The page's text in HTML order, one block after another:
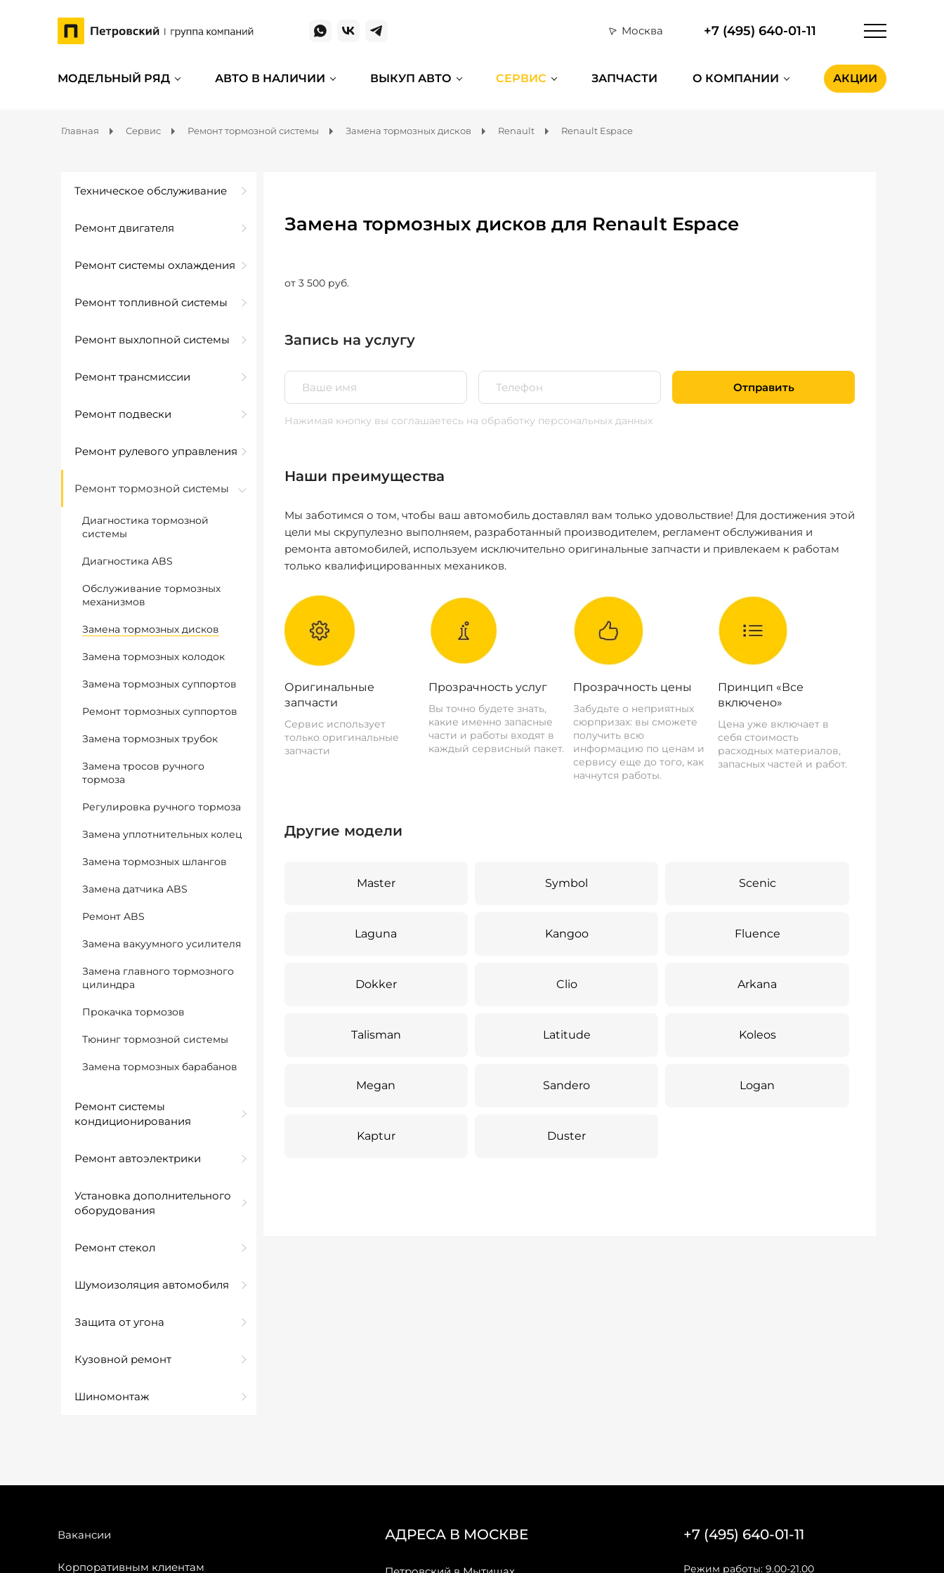
Москва +7 (495) 640-01-11
МОДЕЛЬНЫЙ РЯД АВТО В НАЛИЧИИ ВЫКУП АВТО СЕРВИС ЗАПЧАСТИ О КОМПАНИИ АКЦИИ
Главная Сервис Ремонт тормозной системы Замена тормозных дисков Renault Renault Espace
Техническое обслуживание
Ремонт двигателя
Ремонт системы охлаждения
Ремонт топливной системы
Ремонт выхлопной системы
Ремонт трансмиссии
Ремонт подвески
Ремонт рулевого управления
Ремонт тормозной системы
Диагностика тормозной
системы
Диагностика ABS
Обслуживание тормозных
механизмов
Замена тормозных дисков
Замена тормозных колодок
Замена тормозных суппортов
Ремонт тормозных суппортов
Замена тормозных трубок
Замена тросов ручного
тормоза
Регулировка ручного тормоза
Замена уплотнительных колец
Замена тормозных шлангов
Замена датчика ABS
Ремонт ABS
Замена вакуумного усилителя
Замена главного тормозного
цилиндра
Прокачка тормозов
Тюнинг тормозной системы
Замена тормозных барабанов
Ремонт системы
кондиционирования
Ремонт автоэлектрики
Установка дополнительного
оборудования
Ремонт стекол
Шумоизоляция автомобиля
Защита от угона
Кузовной ремонт
Шиномонтаж
Замена тормозных дисков для Renault Espace
от 3 500 руб.
Запись на услугу
Отправить
Нажимая кнопку вы соглашаетесь на обработку персональных данных
Наши преимущества
Мы заботимся о том, чтобы ваш автомобиль доставлял вам только удовольствие! Для достижения этой
цели мы скрупулезно выполняем, разработанный производителем, регламент обслуживания и
ремонта автомобилей, используем исключительно оригинальные запчасти и привлекаем к работам
только квалифицированных механиков.
Оригинальные
запчасти
Сервис использует
только оригинальные
запчасти
Прозрачность услуг
Вы точно будете знать,
какие именно запасные
части и работы входят в
каждый сервисный пакет.
Прозрачность цены
Забудьте о неприятных
сюрпризах: вы сможете
получить всю
информацию по ценам и
сервису еще до того, как
начнутся работы.
Принцип «Все
включено»
Цена уже включает в
себя стоимость
расходных материалов,
запасных частей и работ.
Другие модели
Master Symbol Scenic
Laguna Kangoo Fluence
Dokker Clio Arkana
Talisman Latitude Koleos
Megan Sandero Logan
Kaptur Duster
Вакансии
Корпоративным клиентам
АДРЕСА В МОСКВЕ +7 (495) 640-01-11
Режим работы: 9.00-21.00